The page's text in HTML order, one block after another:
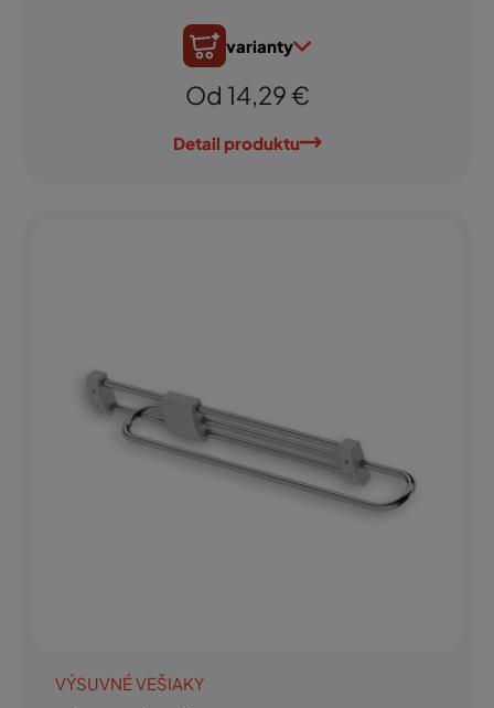
varianty
Od 14,29 €
Detail produktu
VÝSUVNÉ VEŠIAKY